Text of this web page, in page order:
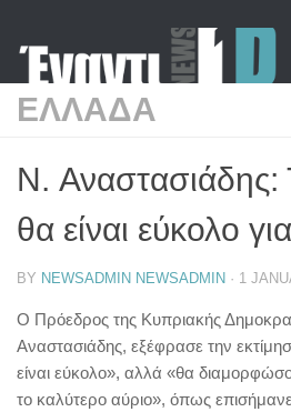
ΕΛΛΑΔΑ
N. Αναστασιάδης:
θα είναι εύκολο
BY NEWSADMIN NEWSADMIN · 1
Ο Πρόεδρος της Κυπριακής
Αναστασιάδης, εξέφρασε την
είναι εύκολο», αλλά «θα
το καλύτερο αύριο», όπως